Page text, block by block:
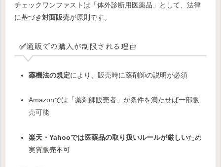
チェックワンファストは「体外診断用医薬品」として、法律
に基づき対面販売が原則です。
✅通販での購入が制限される理由
薬機法の規定により、販売時に薬剤師の説明が必須
Amazonでは「薬剤師販売者」が条件を満たせば一部販
売可能
楽天・Yahooでは医薬品の取り扱いルールが厳しいため
実質販売不可